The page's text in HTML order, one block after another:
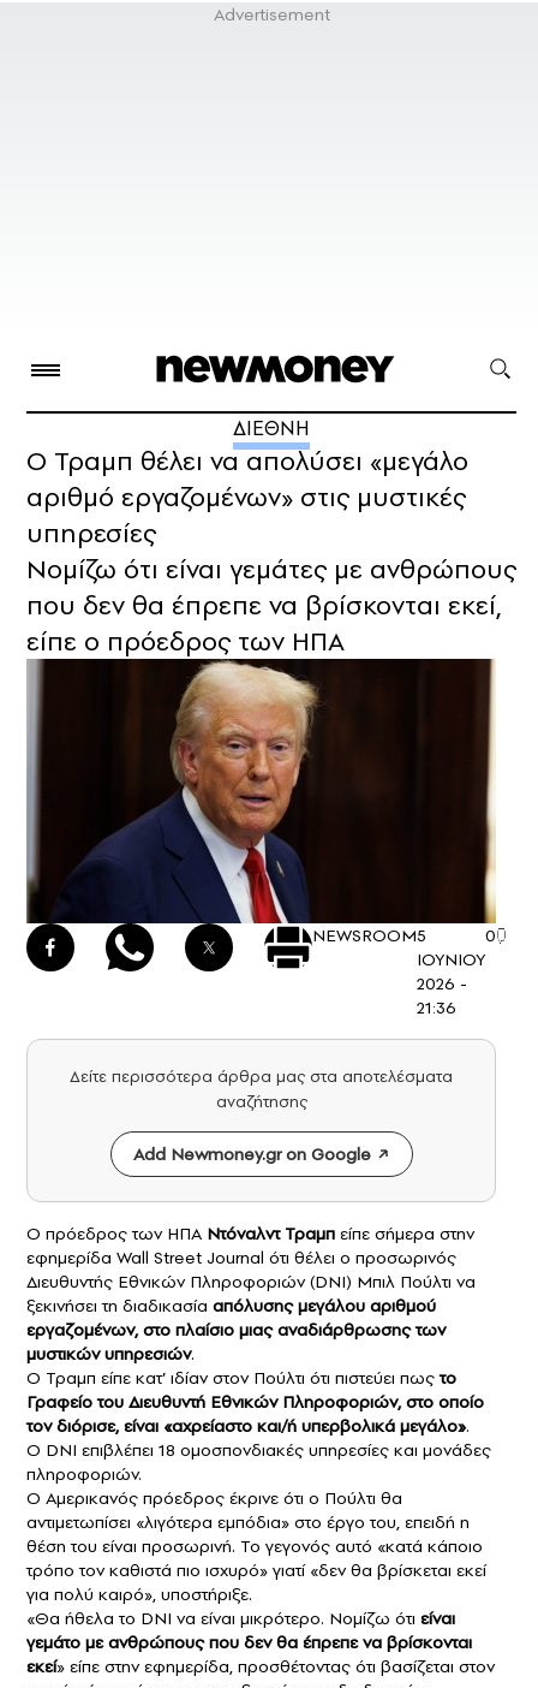
ΔΙΕΘΝΗ
Ο Τραμπ θέλει να απολύσει «μεγάλο
αριθμό εργαζομένων» στις μυστικές
υπηρεσίες
Νομίζω ότι είναι γεμάτες με ανθρώπους
που δεν θα έπρεπε να βρίσκονται εκεί,
είπε ο πρόεδρος των ΗΠΑ
NEWSROOM5
ΙΟΥΝΙΟΥ
2026 -
21:36
0
Δείτε περισσότερα άρθρα μας στα αποτελέσματα
αναζήτησης
Add Newmoney.gr on Google
Ο πρόεδρος των ΗΠΑ Ντόναλντ Τραμπ είπε σήμερα στην
εφημερίδα Wall Street Journal ότι θέλει ο προσωρινός
Διευθυντής Εθνικών Πληροφοριών (DNI) Μπιλ Πούλτι να
ξεκινήσει τη διαδικασία απόλυσης μεγάλου αριθμού
εργαζομένων, στο πλαίσιο μιας αναδιάρθρωσης των
μυστικών υπηρεσιών.
Ο Τραμπ είπε κατ’ ιδίαν στον Πούλτι ότι πιστεύει πωςτο
Γραφείο του Διευθυντή Εθνικών Πληροφοριών, στο οποίο
τον διόρισε, είναι «αχρείαστο και/ή υπερβολικά μεγάλο».
Ο DNI επιβλέπει 18 ομοσπονδιακές υπηρεσίες και μονάδες
πληροφοριών.
Ο Αμερικανός πρόεδρος έκρινε ότι ο Πούλτι θα
αντιμετωπίσει «λιγότερα εμπόδια» στο έργο του, επειδή η
θέση του είναι προσωρινή. Το γεγονός αυτό «κατά κάποιο
τρόπο τον καθιστά πιο ισχυρό» γιατί «δεν θα βρίσκεται εκεί
για πολύ καιρό», υποστήριξε.
«Θα ήθελα το DNI να είναι μικρότερο. Νομίζω ότι είναι
γεμάτο με ανθρώπους που δεν θα έπρεπε να βρίσκονται
εκεί» είπε στην εφημερίδα, προσθέτοντας ότι βασίζεται στον